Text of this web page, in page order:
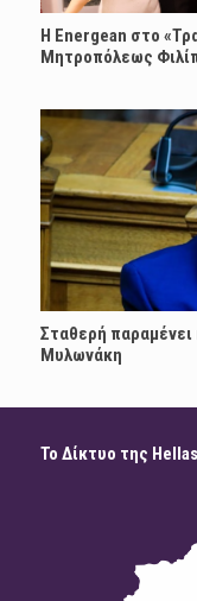
H Energean στο
Μητροπόλεως
Σταθερή
Μυλωνάκη
Το Δίκτυο της